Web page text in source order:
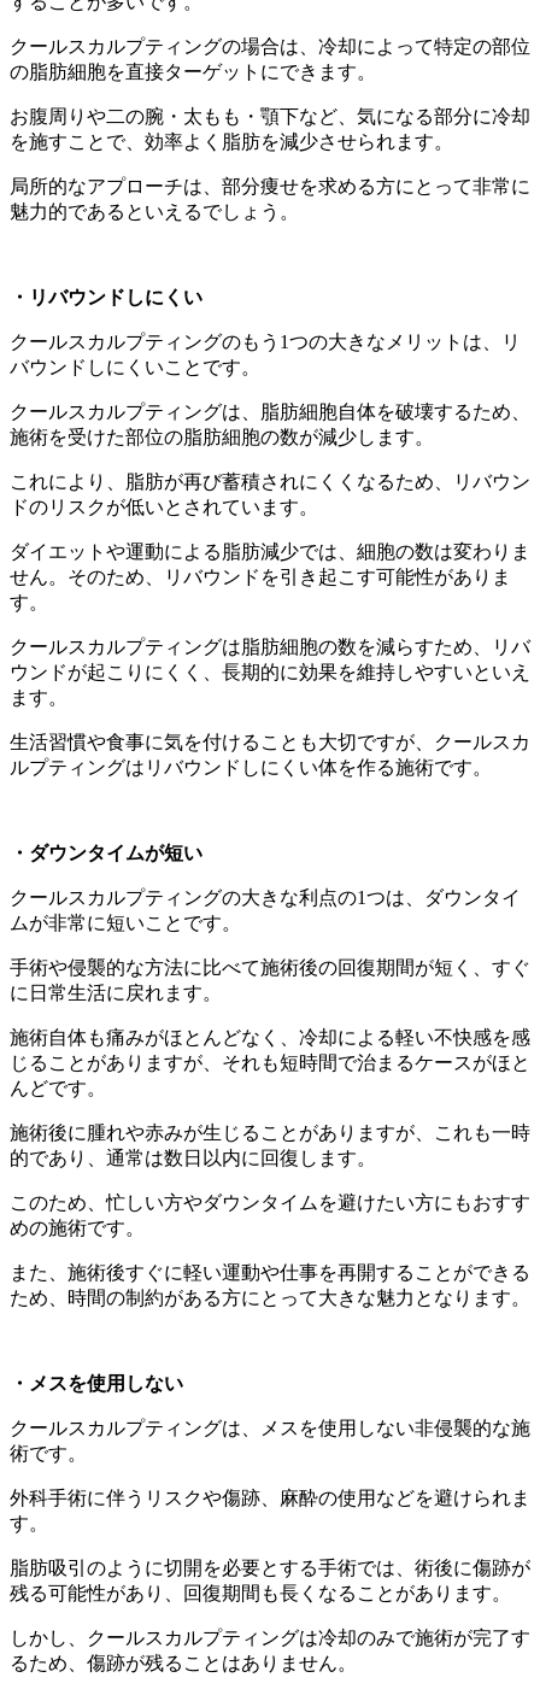
クールスカルプティングの場合は、冷却によって特定の部位
の脂肪細胞を直接ターゲットにできます。
お腹周りや二の腕・太もも・顎下など、気になる部分に冷却
を施すことで、効率よく脂肪を減少させられます。
局所的なアプローチは、部分痩せを求める方にとって非常に
魅力的であるといえるでしょう。
・リバウンドしにくい
クールスカルプティングのもう1つの大きなメリットは、リ
バウンドしにくいことです。
クールスカルプティングは、脂肪細胞自体を破壊するため、
施術を受けた部位の脂肪細胞の数が減少します。
これにより、脂肪が再び蓄積されにくくなるため、リバウン
ドのリスクが低いとされています。
ダイエットや運動による脂肪減少では、細胞の数は変わりま
せん。そのため、リバウンドを引き起こす可能性がありま
す。
クールスカルプティングは脂肪細胞の数を減らすため、リバ
ウンドが起こりにくく、長期的に効果を維持しやすいといえ
ます。
生活習慣や食事に気を付けることも大切ですが、クールスカ
ルプティングはリバウンドしにくい体を作る施術です。
・ダウンタイムが短い
クールスカルプティングの大きな利点の1つは、ダウンタイ
ムが非常に短いことです。
手術や侵襲的な方法に比べて施術後の回復期間が短く、すぐ
に日常生活に戻れます。
施術自体も痛みがほとんどなく、冷却による軽い不快感を感
じることがありますが、それも短時間で治まるケースがほと
んどです。
施術後に腫れや赤みが生じることがありますが、これも一時
的であり、通常は数日以内に回復します。
このため、忙しい方やダウンタイムを避けたい方にもおすす
めの施術です。
また、施術後すぐに軽い運動や仕事を再開することができる
ため、時間の制約がある方にとって大きな魅力となります。
・メスを使用しない
クールスカルプティングは、メスを使用しない非侵襲的な施
術です。
外科手術に伴うリスクや傷跡、麻酔の使用などを避けられま
す。
脂肪吸引のように切開を必要とする手術では、術後に傷跡が
残る可能性があり、回復期間も長くなることがあります。
しかし、クールスカルプティングは冷却のみで施術が完了す
るため、傷跡が残ることはありません。